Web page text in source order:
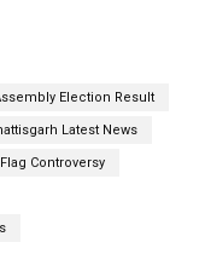
Election Result
Latest News
Controversy